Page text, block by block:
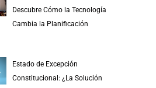
Descubre Cómo la Tecnología
Cambia la Planificación
Estado de Excepción
Constitucional: ¿La Solución